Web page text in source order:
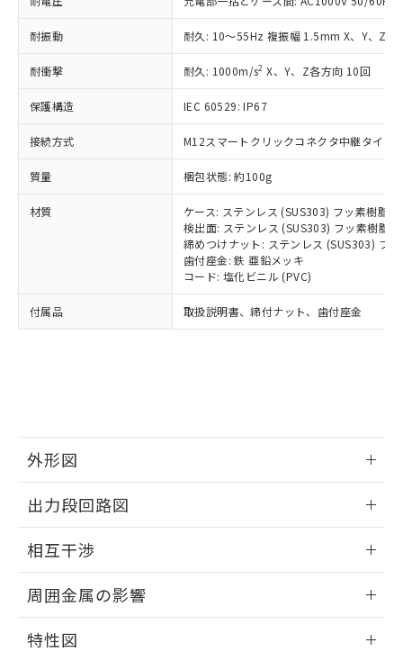
耐振動 耐久: 10～55Hz 複振幅 1.5mm X、Y、Z各
耐衝撃 耐久: 1000m/s2 X、Y、Z各方向 10回
保護構造 IEC 60529: IP67
接続方式 M12スマートクリックコネクタ中継タイプ
質量 梱包状態: 約100g
材質
ケース: ステンレス (SUS303) フッ素樹脂
検出面: ステンレス (SUS303) フッ素樹脂
締めつけナット: ステンレス (SUS303) フ
歯付座金: 鉄 亜鉛メッキ
コード: 塩化ビニル (PVC)
付属品 取扱説明書、締付ナット、歯付座金
外形図
外形図
出力段回路図
出力段回路図
相互干渉
相互干渉
周囲金属の影響
特性図
タに基づき作成されるものであり、閲
覧された時点での実際の在庫および標
準価格とは異なる場合があることをご
了承ください。
様のお取引先、またはお客様担当のオ
ムロン制御機器販売店・当社販売員に
オムロン制御機器販売店や当社販売拠
販売ネットワーク
」をご確認
在庫状況および標準価格結果を当社の
事前の承諾なく第三者に漏洩または開
示しないようお願いします。
マイパーツ機能（部品リスト作成サー
ビス）をご利用いただくには、I-Web
メンバーズにご登録されている必要が
引・商談に必要な範囲で利用すること
の共同利用に関して"
用者の範囲」に記載されている法人を
指します。
ミウム(Cd) 100ppm以下、
六価クロム(Cr(Ⅵ)) 1000ppm以下、ポリ臭化ビフェニル
類(PBB) 1000ppm以下、ポリ臭化ジフェニルエーテル類
(PBDE) 1000ppm以下、フタル酸ビス(2-エチルヘキシ
ル) (DEHP)(別名：DOP) 1000ppm以下、フタル酸ブチ
ルベンジル（BBP） 1000ppm以下、フタル酸ジブチル
（DBP） 1000ppm以下、フタル酸ジイソブチル
(DIBP) 1000ppm以下
但し、RoHS指令で産業用監視および制御機器に対する
適用除外項目は除く。
フタル酸エステル類の４物質については閾値を超える意
部品在庫の切り替え状況などにより、予定
月が前後することがあります。
EU RoHS指令（10物質）の非含有証明書
51物質の非含有証明書（当社基準）
※本証明書は発行日時点で非含有を証明す
るもので、過去に遡って非含有を証明する
ものではありません。
また、RoHS指令のフタル酸エステル類４
荷製品に未対応品が混在することから備考
欄に対応日を記載しておりました。
既に当社にて対応品への在庫切替を完了
*中国RoHS10物質の基準値 (GB/T26572)：
Pb(鉛) :1000ppm、 Hg(水銀) : 1000ppm、 Cd(カドミウ
Cr(Ⅵ)(六価クロム) : 1000ppm、 PBBs(ポリ臭化ビフェ
ニル類) : 1000ppm、 PBDEs(ポリ臭化ジフェニルエーテ
DBP(フタル酸ジブチル) : 1000ppm、 DIBP(フタル酸ジ
イソブチル) : 1000ppm、 BBP(フタル酸ブチルベンジ
ル) : 1000ppm、
DEHP(フタル酸ビス(2-エチルヘキシル)) : 1000ppm
※2 環境保護使用期限
「ｅ」：有害物質（10物質）のすべてが基
準値以下であることを示します。
「10」：通常の使用状況下において有害物
質が外部に漏えいし、環境に深刻な影響を
及ぼさない年数を意味します。
「－」：未確認です。当社販売部門へお問
または国外への提供する場合は、日本
国政府の輸出許可(または役務取引許
可)を取得するなどの必要な手続きを
当社は規制貨物を破棄する場合は、完
全に破砕するなど、違法に輸出されな
いよう必要な手段を講じます。
当社は貴社製品を、核兵器、ミサイ
ル、化学兵器、生物兵器またはその他
武器並びにこれらの製造装置等に一切
使用いたしません。
当社は、貴社製品を第三者に販売する
場合は、上記1、2および3の内容を当
該第三者に通知します。また当社は、
販売先および販売に係わる関係者が違
法に輸出するおそれがある場合は、取
り引きをいたしません。
合意する キャンセル
一定数以上の在庫あり
一定数には満たないが在庫あり
在庫なし(最新の在庫状況につ
いては、お客様のお取引先、ま
たはお客様担当のオムロン制御
機器販売店・当社販売員にご確
認ください)
受注生産機種、また在庫状況の
情報を公開していない機種